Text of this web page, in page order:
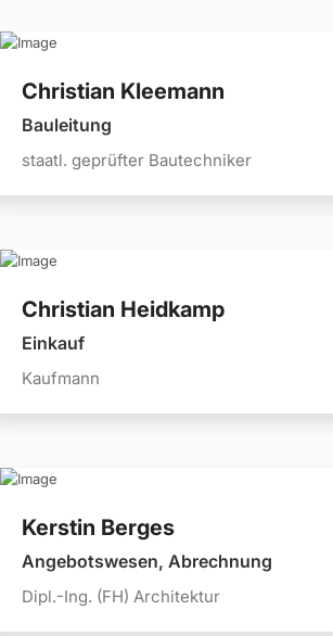
Christian Kleemann
Bauleitung
staatl. geprüfter Bautechniker
Christian Heidkamp
Einkauf
Kaufmann
Kerstin Berges
Angebotswesen, Abrechnung
Dipl.-Ing. (FH) Architektur